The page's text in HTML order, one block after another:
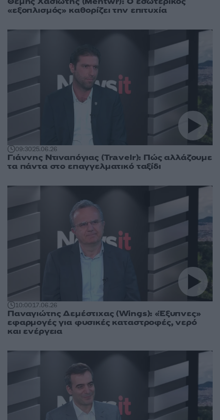
«εξοπλισμός» καθορίζει την επιτυχία
09:3025.06.26
Γιάννης Ντιναπόγιας (Travelr): Πώς αλλάζουμε
τα πάντα στο επαγγελματικό ταξίδι
10:0017.06.26
Παναγιώτης Δεμέστιχας (Wings): «Έξυπνες»
εφαρμογές για φυσικές καταστροφές, νερό
και ενέργεια